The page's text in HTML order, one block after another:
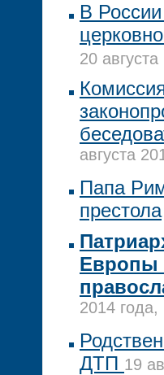
В
20
августа
Папа
престола
Европы
2014
ДТП 19